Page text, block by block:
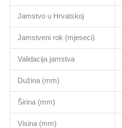
Jamstvo u Hrvatskoj
Jamstveni rok (mjeseci)
Validacija jamstva
Dužina (mm)
Širina (mm)
Visina (mm)